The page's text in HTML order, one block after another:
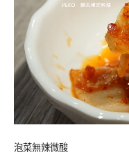
泡菜無辣微酸